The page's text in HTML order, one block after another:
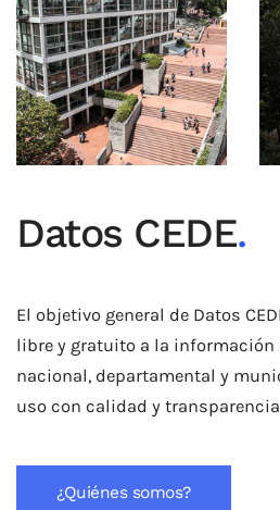
Datos CEDE.
El objetivo general de Datos
libre y gratuito a la información
nacional, departamental y
uso con calidad y
¿Quiénes somos?